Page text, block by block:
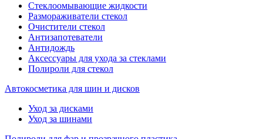
Стеклоомывающие жидкости
Размораживатели стекол
Очистители стекол
Антизапотеватели
Антидождь
Аксессуары для ухода за стеклами
Полироли для стекол
Автокосметика для шин и дисков
Уход за дисками
Уход за шинами